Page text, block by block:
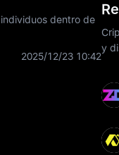
dentro de
2025/12/23 10:42
y